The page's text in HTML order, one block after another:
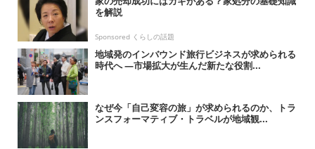
を解説
Sponsored くらしの話題
地域発のインバウンド旅行ビジネスが求められる
時代へ ―市場拡大が生んだ新たな役割...
なぜ今「自己変容の旅」が求められるのか、トラ
ンスフォーマティブ・トラベルが地域観...